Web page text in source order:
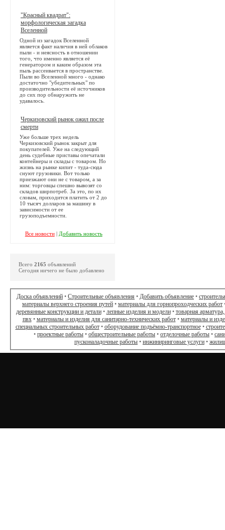
"Красный квадрат":
морфологическая загадка
Вселенной
Одной из загадок Вселенной
является факт наличия в ней облаков
пыли - и неясность в отношении
того, что именно является её
генератором и каким образом эта
пыль рассеивается в пространстве.
Пыли во Вселенной много - однако
достаточно "убедительных" по
производительности её источников
до сих пор обнаружить не
удавалось.
Черкизовский рынок ожил после
смерти
Уже больше трех недель
Черкизовский рынок закрыт для
покупателей. Уже на следующий
день судебные приставы опечатали
контейнеры и склады с товаром. Но
жизнь на рынке кипит - туда-сюда
снуют грузовики. Вот только
приезжают они не с товаром, а за
ним: торговцы спешно вывозят со
складов ширпотреб. За это, по их
словам, приходится платить от 2 до
10 тысяч долларов за машину в
зависимости от ее
грузоподъемности.
Все новости| Добавить новость
Всего 2165 объявлений
Сегодня ничего не было добавлено
Доска объявлений • Строительные объявления • Добавить объявление •
материалы верхнего строения путей • материалы для горнопроходческих работ
деревянные конструкции и детали• лепные изделия и модели• товарная
пвх• материалы и изделия для санитарно-технических работ• материалы и
специальных строительных работ• оборудование подъёмно-транспортное•
• проектные работы • общестроительные работы • отделочные работы •
пусконаладочные работы • инжиниринговые услуги •